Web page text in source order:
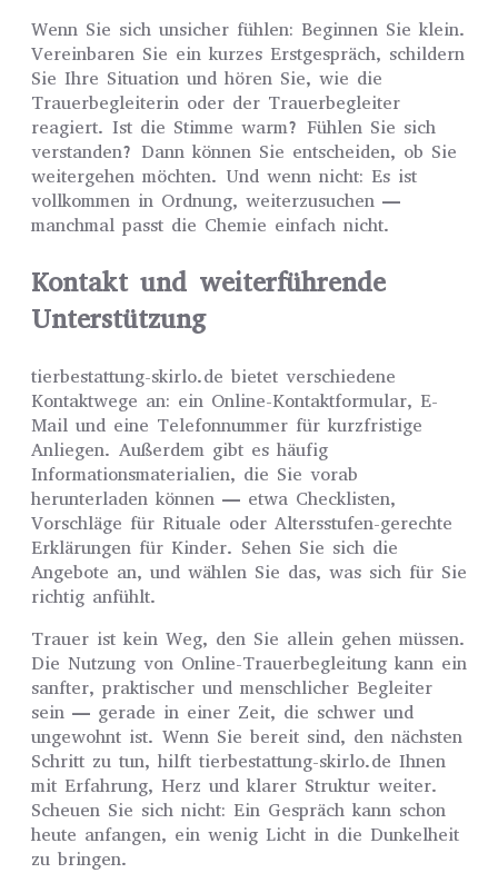
Wenn Sie sich unsicher fühlen: Beginnen Sie klein.
Vereinbaren Sie ein kurzes Erstgespräch, schildern
Sie Ihre Situation und hören Sie, wie die
Trauerbegleiterin oder der Trauerbegleiter
reagiert. Ist die Stimme warm? Fühlen Sie sich
verstanden? Dann können Sie entscheiden, ob Sie
weitergehen möchten. Und wenn nicht: Es ist
vollkommen in Ordnung, weiterzusuchen —
manchmal passt die Chemie einfach nicht.
Kontakt und weiterführende
Unterstützung
tierbestattung-skirlo.de bietet verschiedene
Kontaktwege an: ein Online-Kontaktformular, E-
Mail und eine Telefonnummer für kurzfristige
Anliegen. Außerdem gibt es häufig
Informationsmaterialien, die Sie vorab
herunterladen können — etwa Checklisten,
Vorschläge für Rituale oder Altersstufen-gerechte
Erklärungen für Kinder. Sehen Sie sich die
Angebote an, und wählen Sie das, was sich für Sie
richtig anfühlt.
Trauer ist kein Weg, den Sie allein gehen müssen.
Die Nutzung von Online-Trauerbegleitung kann ein
sanfter, praktischer und menschlicher Begleiter
sein — gerade in einer Zeit, die schwer und
ungewohnt ist. Wenn Sie bereit sind, den nächsten
Schritt zu tun, hilft tierbestattung-skirlo.de Ihnen
mit Erfahrung, Herz und klarer Struktur weiter.
Scheuen Sie sich nicht: Ein Gespräch kann schon
heute anfangen, ein wenig Licht in die Dunkelheit
zu bringen.